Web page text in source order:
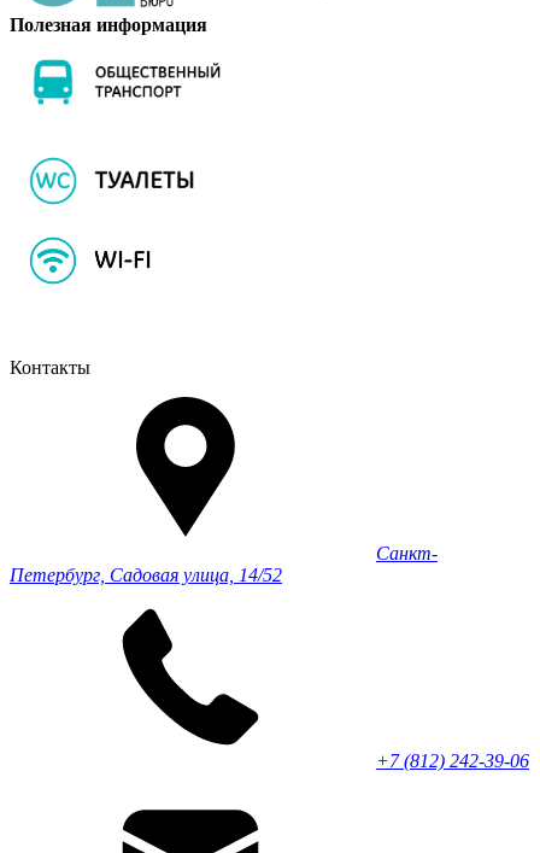
Полезная информация
Контакты
Санкт-
Петербург, Садовая улица, 14/52
+7 (812) 242-39-06